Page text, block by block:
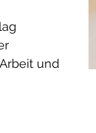
und